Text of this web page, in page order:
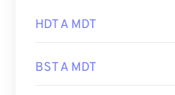
HDT A MDT
BST A MDT